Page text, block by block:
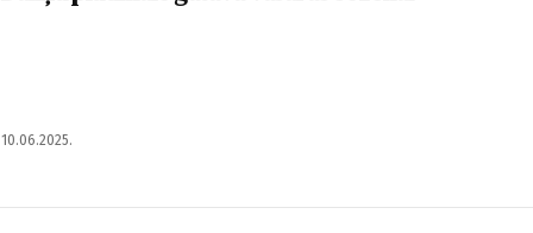
10.06.2025.